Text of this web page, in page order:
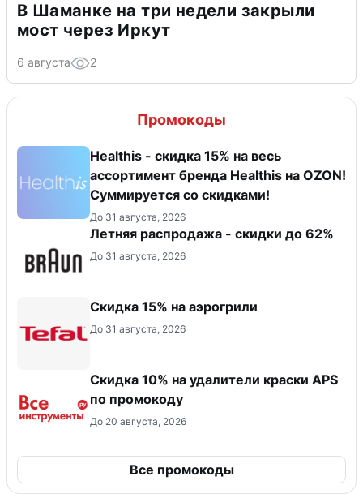
В Шаманке на три недели закрыли
мост через Иркут
6 августа 2
Промокоды
Healthis - скидка 15% на весь
ассортимент бренда Healthis на OZON!
Суммируется со скидками!
До 31 августа, 2026
Летняя распродажа - скидки до 62%
До 31 августа, 2026
Скидка 15% на аэрогрили
До 31 августа, 2026
Скидка 10% на удалители краски APS
по промокоду
До 20 августа, 2026
Все промокоды